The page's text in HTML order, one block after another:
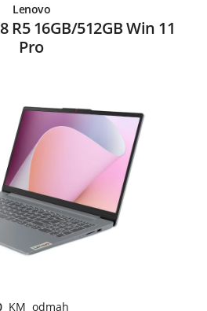
Lenovo
R5 16GB/512GB Win 11
Pro
KM odmah